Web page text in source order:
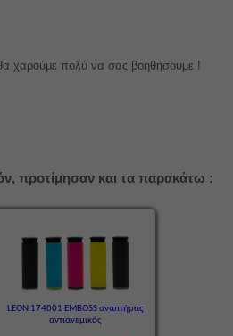
χαρούμε πολύ να σας βοηθήσουμε !
προτίμησαν και τα παρακάτω :
LEON 174001 EMBOSS αναπτήρας
αντιανεμικός